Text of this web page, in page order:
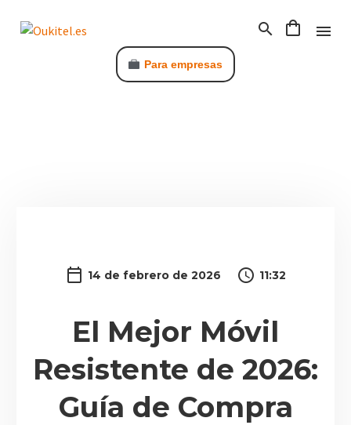
Para empresas
14 de febrero de 2026 11:32
El Mejor Móvil
Resistente de 2026:
Guía de Compra